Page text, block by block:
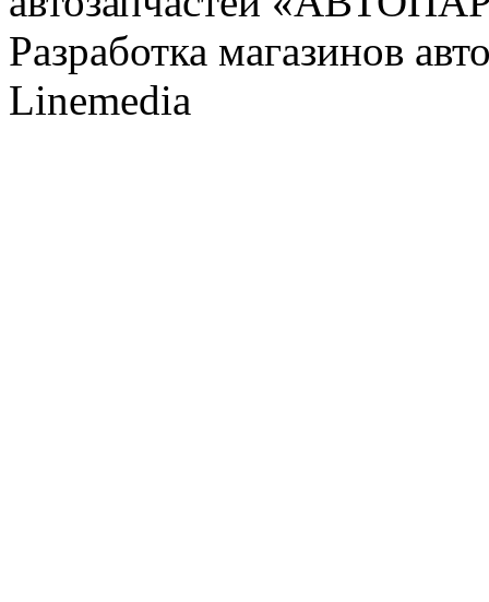
Разработка магазинов
Linemedia